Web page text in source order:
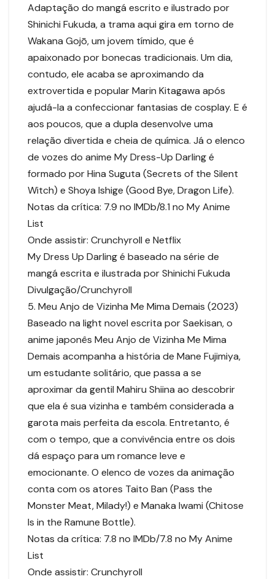
Adaptação do mangá escrito e ilustrado por
Shinichi Fukuda, a trama aqui gira em torno de
Wakana Gojō, um jovem tímido, que é
apaixonado por bonecas tradicionais. Um dia,
contudo, ele acaba se aproximando da
extrovertida e popular Marin Kitagawa após
ajudá-la a confeccionar fantasias de cosplay. E é
aos poucos, que a dupla desenvolve uma
relação divertida e cheia de química. Já o elenco
de vozes do anime My Dress-Up Darling é
formado por Hina Suguta (Secrets of the Silent
Witch) e Shoya Ishige (Good Bye, Dragon Life).
Notas da crítica: 7.9 no IMDb/8.1 no My Anime
List
Onde assistir: Crunchyroll e Netflix
My Dress Up Darling é baseado na série de
mangá escrita e ilustrada por Shinichi Fukuda
Divulgação/Crunchyroll
5. Meu Anjo de Vizinha Me Mima Demais (2023)
Baseado na light novel escrita por Saekisan, o
anime japonês Meu Anjo de Vizinha Me Mima
Demais acompanha a história de Mane Fujimiya,
um estudante solitário, que passa a se
aproximar da gentil Mahiru Shiina ao descobrir
que ela é sua vizinha e também considerada a
garota mais perfeita da escola. Entretanto, é
com o tempo, que a convivência entre os dois
dá espaço para um romance leve e
emocionante. O elenco de vozes da animação
conta com os atores Taito Ban (Pass the
Monster Meat, Milady!) e Manaka Iwami (Chitose
Is in the Ramune Bottle).
Notas da crítica: 7.8 no IMDb/7.8 no My Anime
List
Onde assistir: Crunchyroll